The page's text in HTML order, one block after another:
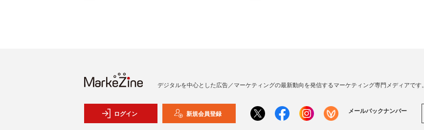
デジタルを中心とした広告／マーケティングの最新動向を発信するマーケティング専門メディアです。
ログイン 新規会員登録 メールバックナンバー